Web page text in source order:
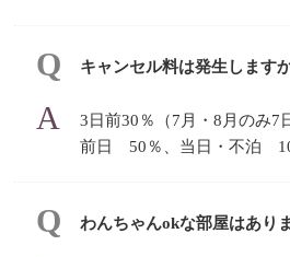
キャンセル料は発生します
3日前30％（7月・8月のみ7
前日 50％、当日・不泊
わんちゃんokな部屋はあり